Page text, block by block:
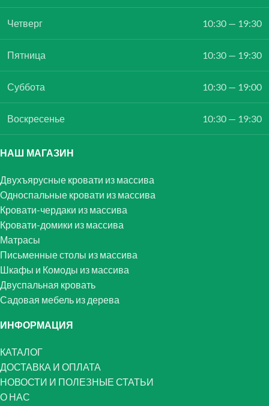
Четверг 10:30 — 19:30
Пятница 10:30 — 19:30
Суббота 10:30 — 19:00
Воскресенье 10:30 — 19:30
НАШ МАГАЗИН
Двухъярусные кровати из массива
Односпальные кровати из массива
Кровати-чердаки из массива
Кровати-домики из массива
Матрасы
Письменные столы из массива
Шкафы и Комоды из массива
Двуспальная кровать
Садовая мебель из дерева
ИНФОРМАЦИЯ
КАТАЛОГ
ДОСТАВКА И ОПЛАТА
НОВОСТИ И ПОЛЕЗНЫЕ СТАТЬИ
О НАС